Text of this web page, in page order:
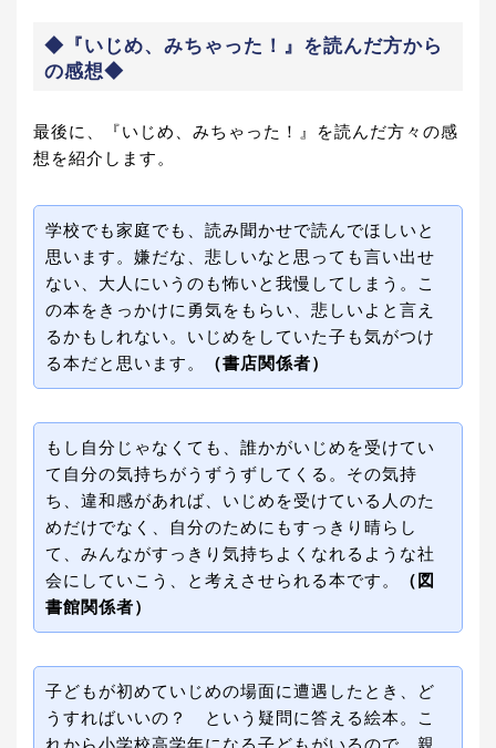
◆『いじめ、みちゃった！』を読んだ方から
の感想◆
最後に、『いじめ、みちゃった！』を読んだ方々の感
想を紹介します。
学校でも家庭でも、読み聞かせで読んでほしいと
思います。嫌だな、悲しいなと思っても言い出せ
ない、大人にいうのも怖いと我慢してしまう。こ
の本をきっかけに勇気をもらい、悲しいよと言え
るかもしれない。いじめをしていた子も気がつけ
る本だと思います。
（書店関係者）
もし自分じゃなくても、誰かがいじめを受けてい
て自分の気持ちがうずうずしてくる。その気持
ち、違和感があれば、いじめを受けている人のた
めだけでなく、自分のためにもすっきり晴らし
て、みんながすっきり気持ちよくなれるような社
会にしていこう、と考えさせられる本です。
（図
書館関係者）
子どもが初めていじめの場面に遭遇したとき、ど
うすればいいの？ という疑問に答える絵本。こ
れから小学校高学年になる子どもがいるので、親